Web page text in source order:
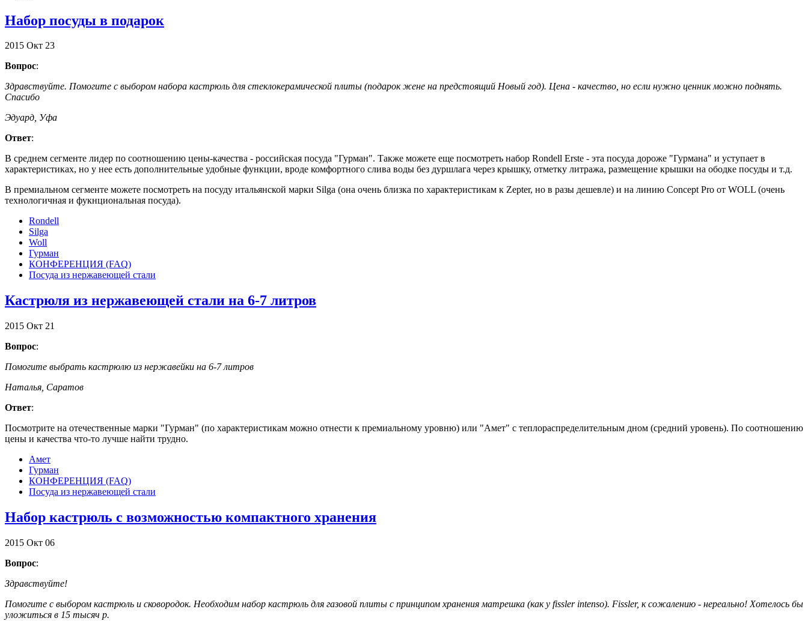
Набор посуды в подарок
2015 Окт 23
Вопрос:
Здравствуйте. Помогите с выбором набора кастрюль для стеклокерамической плиты (подарок жене на предстоящий Новый год). Цена - качество, но если нужно ценник можно поднять.
Спасибо
Эдуард, Уфа
Ответ:
В среднем сегменте лидер по соотношению цены-качества - российская посуда "Гурман". Также можете еще посмотреть набор Rondell Erste - эта посуда дороже "Гурмана" и уступает в
характеристиках, но у нее есть дополнительные удобные функции, вроде комфортного слива воды без дуршлага через крышку, отметку литража, размещение крышки на ободке посуды и т.д.
В премиальном сегменте можете посмотреть на посуду итальянской марки Silga (она очень близка по характеристикам к Zepter, но в разы дешевле) и на линию Concept Pro от WOLL (очень
технологичная и фукнциональная посуда).
Rondell
Silga
Woll
Гурман
КОНФЕРЕНЦИЯ (FAQ)
Посуда из нержавеющей стали
Кастрюля из нержавеющей стали на 6-7 литров
2015 Окт 21
Вопрос:
Помогите выбрать кастрюлю из нержавейки на 6-7 литров
Наталья, Саратов
Ответ:
Посмотрите на отечественные марки "Гурман" (по характеристикам можно отнести к премиальному уровню) или "Амет" с теплораспределительным дном (средний уровень). По соотношению
цены и качества что-то лучше найти трудно.
Амет
Гурман
КОНФЕРЕНЦИЯ (FAQ)
Посуда из нержавеющей стали
Набор кастрюль с возможностью компактного хранения
2015 Окт 06
Вопрос:
Здравствуйте!
Помогите с выбором кастрюль и сковородок. Необходим набор кастрюль для газовой плиты с принципом хранения матрешка (как у fissler intenso). Fissler, к сожалению - нереально! Хотелось бы
уложиться в 15 тысяч р.